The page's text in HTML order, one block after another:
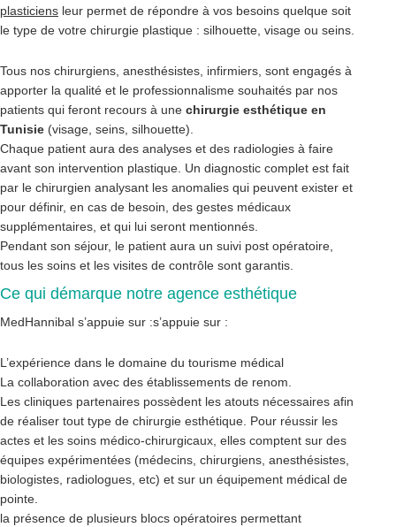
plasticiens leur permet de répondre à vos besoins quelque soit
le type de votre chirurgie plastique : silhouette, visage ou seins.
Tous nos chirurgiens, anesthésistes, infirmiers, sont engagés à
apporter la qualité et le professionnalisme souhaités par nos
patients qui feront recours à une chirurgie esthétique en
Tunisie (visage, seins, silhouette).
Chaque patient aura des analyses et des radiologies à faire
avant son intervention plastique. Un diagnostic complet est fait
par le chirurgien analysant les anomalies qui peuvent exister et
pour définir, en cas de besoin, des gestes médicaux
supplémentaires, et qui lui seront mentionnés.
Pendant son séjour, le patient aura un suivi post opératoire,
tous les soins et les visites de contrôle sont garantis.
Ce qui démarque notre agence esthétique
MedHannibal s’appuie sur :s’appuie sur :
L’expérience dans le domaine du tourisme médical
La collaboration avec des établissements de renom.
Les cliniques partenaires possèdent les atouts nécessaires afin
de réaliser tout type de chirurgie esthétique. Pour réussir les
actes et les soins médico-chirurgicaux, elles comptent sur des
équipes expérimentées (médecins, chirurgiens, anesthésistes,
biologistes, radiologues, etc) et sur un équipement médical de
pointe.
la présence de plusieurs blocs opératoires permettant